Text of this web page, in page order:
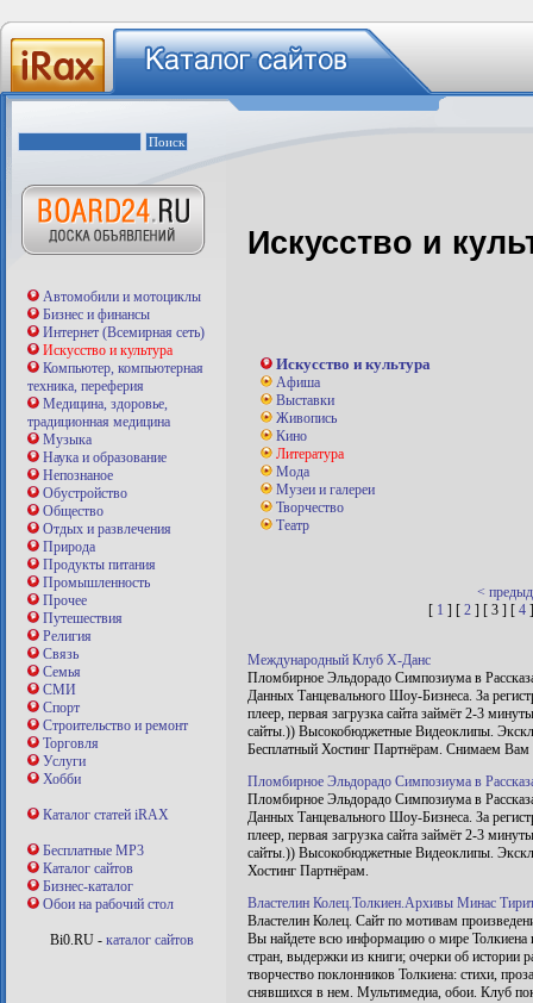
Автомобили и мотоциклы
Бизнес и финансы
Интернет (Всемирная сеть)
Искусство и культура
Компьютер, компьютерная
техника, переферия
Медицина, здоровье,
традиционная медицина
Музыка
Наука и образование
Непознаное
Обустройство
Общество
Отдых и развлечения
Природа
Продукты питания
Промышленность
Прочее
Путешествия
Религия
Связь
Семья
СМИ
Спорт
Строительство и ремонт
Торговля
Услуги
Хобби
Каталог статей iRAX
Бесплатные MP3
Каталог сайтов
Бизнес-каталог
Обои на рабочий стол
Bi0.RU - каталог сайтов
Искусство и
Искусство и культура
Афиша
Выставки
Живопись
Кино
Литература
Мода
Музеи и галереи
Творчество
Театр
<
[ 1 ] [ 2 ] [ 3 ] [ 4
Международный Клуб Х-Данс
Пломбирное Эльдорадо Симпозиума в
Данных Танцевального Шоу-Бизнеса. За
плеер, первая загрузка сайта займёт 2-3
сайты.)) Высокобюджетные Видеоклипы.
Бесплатный Хостинг Партнёрам. Снимаем
Пломбирное Эльдорадо Симпозиума в
Пломбирное Эльдорадо Симпозиума в
Данных Танцевального Шоу-Бизнеса. За
плеер, первая загрузка сайта займёт 2-3
сайты.)) Высокобюджетные Видеоклипы.
Хостинг Партнёрам.
Властелин Колец.Толкиен.Архивы Минас
Властелин Колец. Сайт по мотивам
Вы найдете всю информацию о мире Толкиена
стран, выдержки из книги; очерки об истории
творчество поклонников Толкиена: стихи,
снявшихся в нем. Мультимедиа, обои. Клуб